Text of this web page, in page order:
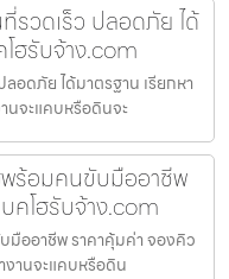
รวดเร็ว ปลอดภัย ได้
ฮรับจ้าง.com
อดภัย ได้มาตรฐาน เรียกหา
นจะแคบหรือดินจะ
พร้อมคนขับมืออาชีพ
คโฮรับจ้าง.com
มืออาชีพ ราคาคุ้มค่า จองคิว
านจะแคบหรือดิน